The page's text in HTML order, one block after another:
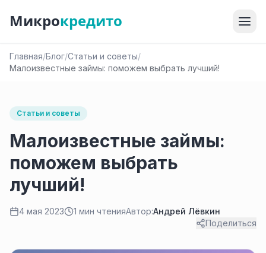
Микрокредито
Главная/Блог/Статьи и советы/
Малоизвестные займы: поможем выбрать лучший!
Статьи и советы
Малоизвестные займы:
поможем выбрать
лучший!
4 мая 2023 1 мин чтенияАвтор:Андрей Лёвкин
Поделиться